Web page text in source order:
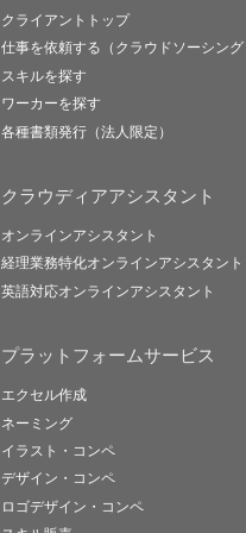
クライアントトップ
仕事を依頼する（クラウドソーシング
スキルを探す
ワーカーを探す
各種書類発行（法人限定）
クラウディアアシスタント
オンラインアシスタント
経理業務特化オンラインアシスタント
英語対応オンラインアシスタント
プラットフォームサービス
エクセル作成
ネーミング
イラスト・コンペ
デザイン・コンペ
ロゴデザイン・コンペ